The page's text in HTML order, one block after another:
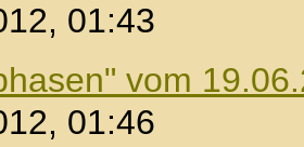
01:43
vom
01:46